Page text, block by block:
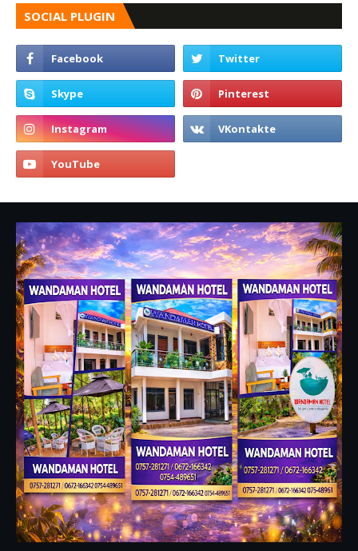
SOCIAL PLUGIN